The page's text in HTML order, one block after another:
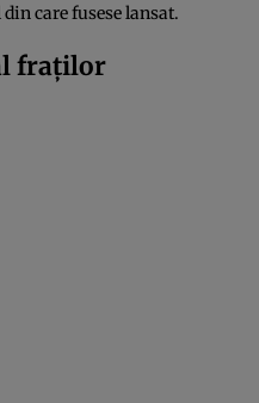
care fusese lansat.
fraților